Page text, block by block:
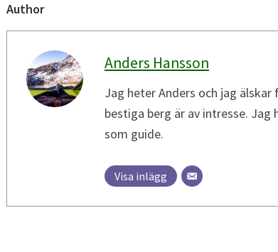
Author
Anders Hansson
Jag heter Anders och jag
bestiga berg är av intresse.
som guide.
Visa inlägg